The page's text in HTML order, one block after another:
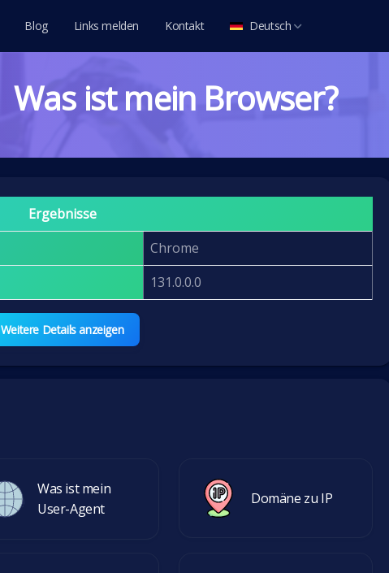
Blog Links melden Kontakt Deutsch
Deutsch
Português
Русский
Was ist mein Browser?
Ergebnisse
Chrome
131.0.0.0
Weitere Details anzeigen
Was ist mein
User-Agent
Domäne zu IP